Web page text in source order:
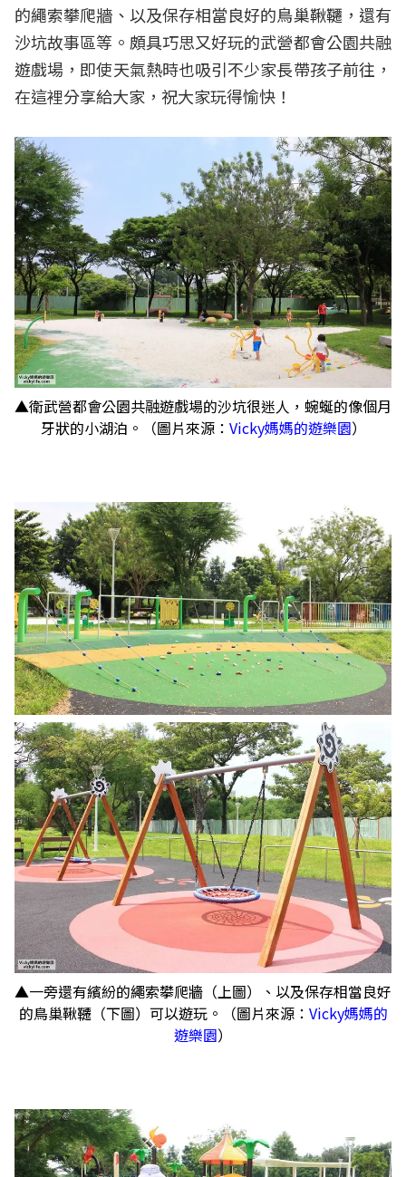
的繩索攀爬牆、以及保存相當良好的鳥巢鞦韆，還有
沙坑故事區等。頗具巧思又好玩的武營都會公園共融
遊戲場，即使天氣熱時也吸引不少家長帶孩子前往，
在這裡分享給大家，祝大家玩得愉快！
▲衛武營都會公園共融遊戲場的沙坑很迷人，蜿蜒的像個月
牙狀的小湖泊。（圖片來源： Vicky媽媽的遊樂園）
▲一旁還有繽紛的繩索攀爬牆（上圖）、以及保存相當良好
的鳥巢鞦韆（下圖）可以遊玩。（圖片來源： Vicky媽媽的
遊樂園）